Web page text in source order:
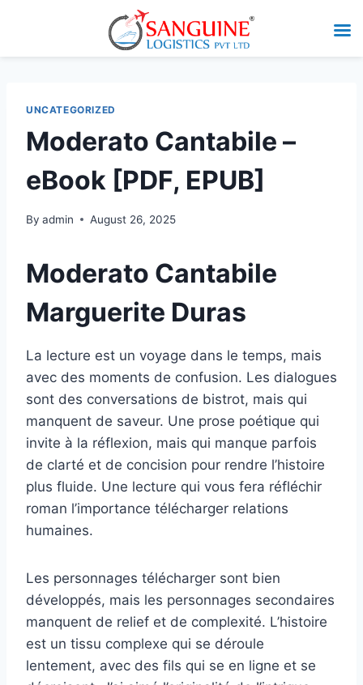
UNCATEGORIZED
Moderato Cantabile –
eBook [PDF, EPUB]
By admin August 26, 2025
Moderato Cantabile
Marguerite Duras
La lecture est un voyage dans le temps, mais
avec des moments de confusion. Les dialogues
sont des conversations de bistrot, mais qui
manquent de saveur. Une prose poétique qui
invite à la réflexion, mais qui manque parfois
de clarté et de concision pour rendre l’histoire
plus fluide. Une lecture qui vous fera réfléchir
roman l’importance télécharger relations
humaines.
Les personnages télécharger sont bien
développés, mais les personnages secondaires
manquent de relief et de complexité. L’histoire
est un tissu complexe qui se déroule
lentement, avec des fils qui se en ligne et se